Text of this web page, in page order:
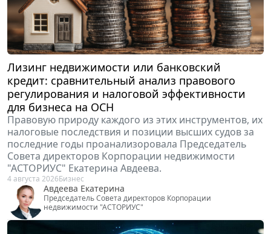
Лизинг недвижимости или банковский
кредит: сравнительный анализ правового
регулирования и налоговой эффективности
для бизнеса на ОСН
Правовую природу каждого из этих инструментов, их
налоговые последствия и позиции высших судов за
последние годы проанализоровала Председатель
Совета директоров Корпорации недвижимости
"АСТОРИУС" Екатерина Авдеева.
4 августа 2026Бизнес
Авдеева Екатерина
Председатель Совета директоров Корпорации
недвижимости "АСТОРИУС"